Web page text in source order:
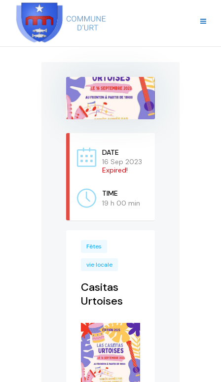
DATE
16 Sep 2023
Expired!
TIME
19 h 00 min
Fêtes
vie locale
Casitas
Urtoises